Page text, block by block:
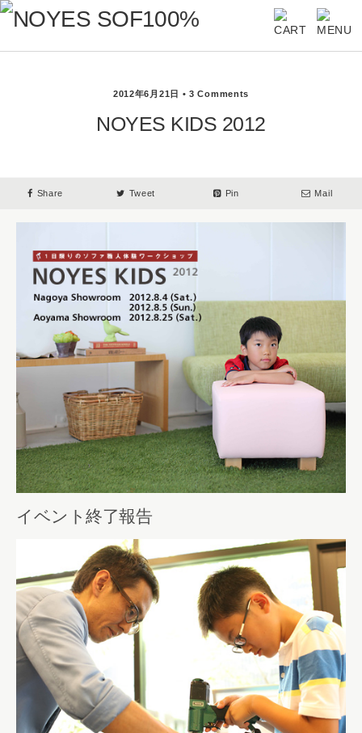
2012年6月21日 • 3 Comments
NOYES KIDS 2012
Share Tweet Pin Mail
イベント終了報告